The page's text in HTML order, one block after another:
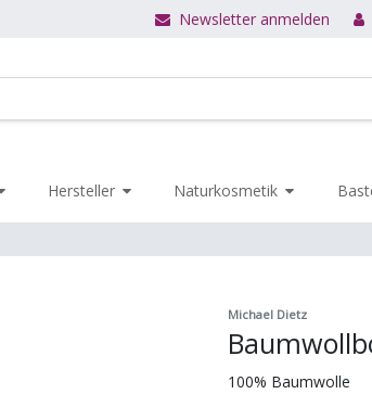
Newsletter anmelden
Hersteller Naturkosmetik
Michael Dietz
100% Baumwolle